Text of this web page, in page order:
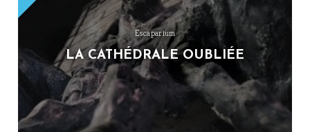
Escaparium
LA CATHÉDRALE OUBLIÉE